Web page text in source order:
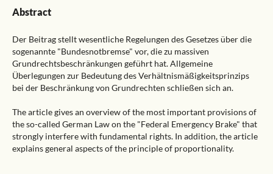
Abstract
Der Beitrag stellt wesentliche Regelungen des Gesetzes über die
sogenannte "Bundesnotbremse" vor, die zu massiven
Grundrechtsbeschränkungen geführt hat. Allgemeine
Überlegungen zur Bedeutung des Verhältnismäßigkeitsprinzips
bei der Beschränkung von Grundrechten schließen sich an.
The article gives an overview of the most important provisions of
the so-called German Law on the "Federal Emergency Brake" that
strongly interfere with fundamental rights. In addition, the article
explains general aspects of the principle of proportionality.